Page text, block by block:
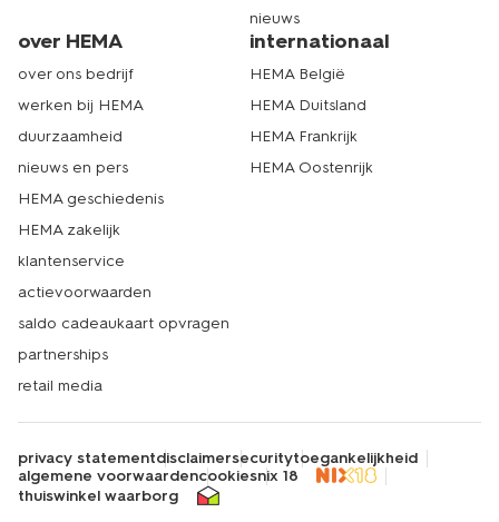
nieuws
over HEMA
over ons bedrijf
werken bij HEMA
duurzaamheid
nieuws en pers
HEMA geschiedenis
HEMA zakelijk
klantenservice
actievoorwaarden
saldo cadeaukaart opvragen
partnerships
retail media
internationaal
HEMA België
HEMA Duitsland
HEMA Frankrijk
HEMA Oostenrijk
privacy statementdisclaimersecuritytoegankelijkheid
algemene voorwaardencookiesnix 18
thuiswinkel waarborg